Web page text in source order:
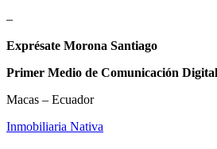
–
Exprésate Morona Santiago
Primer Medio de Comunicación
Macas – Ecuador
Inmobiliaria Nativa